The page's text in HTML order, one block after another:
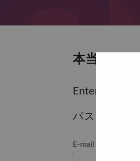
本当にパス
Enter the
パスワード
パスワードをリセ
E-mail